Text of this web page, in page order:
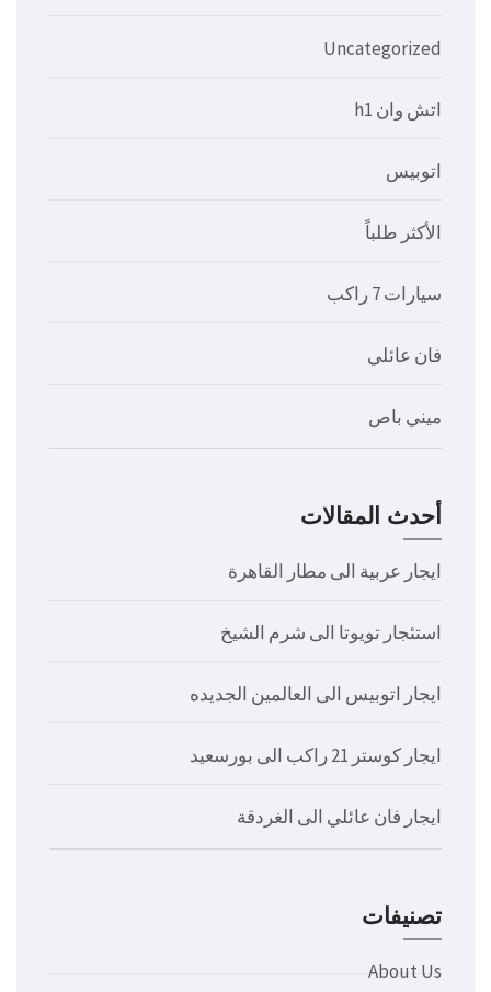
Uncategorized
اتش وان h1
اتوبيس
الأكثر طلباً
سيارات 7 راكب
فان عائلي
ميني باص
أحدث المقالات
ايجار عربية الى مطار القاهرة
استئجار تويوتا الى شرم الشيخ
ايجار اتوبيس الى العالمين الجديده
ايجار كوستر 21 راكب الى بورسعيد
ايجار فان عائلي الى الغردقة
تصنيفات
About Us